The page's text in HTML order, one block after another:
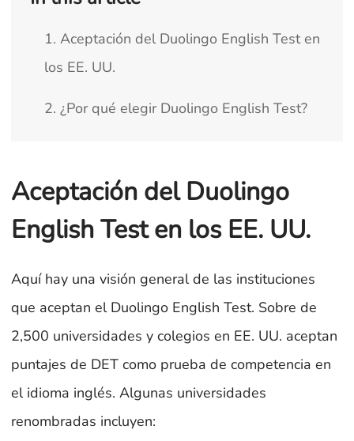
1. Aceptación del Duolingo English Test en
los EE. UU.
2. ¿Por qué elegir Duolingo English Test?
Aceptación del Duolingo
English Test en los EE. UU.
Aquí hay una visión general de las instituciones
que aceptan el Duolingo English Test. Sobre de
2,500 universidades y colegios en EE. UU. aceptan
puntajes de DET como prueba de competencia en
el idioma inglés. Algunas universidades
renombradas incluyen: